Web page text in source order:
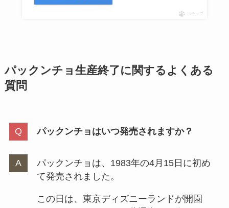
ポチップ
パックンチョ生産終了に関するよくある
質問
パックンチョはいつ発売されますか？
パックンチョは、1983年の4月15日に初め
て発売されました。
この日は、東京ディズニーランドが開園